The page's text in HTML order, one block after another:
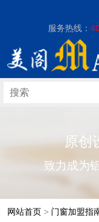
服务热线：
原创
致力成为
网站首页> 门窗加盟指